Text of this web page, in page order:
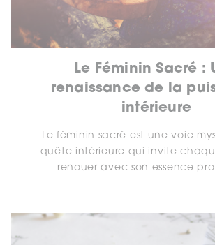
Le Féminin Sacré :
renaissance de la
intérieure
Le féminin sacré est une voie
quête intérieure qui invite
renouer avec son essence